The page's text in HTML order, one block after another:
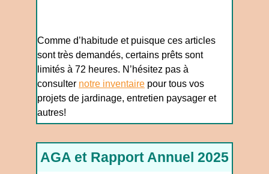
Comme d’habitude et puisque ces articles
sont très demandés, certains prêts sont
limités à 72 heures. N’hésitez pas à
consulter notre inventaire pour tous vos
projets de jardinage, entretien paysager et
autres!
AGA et Rapport Annuel 2025